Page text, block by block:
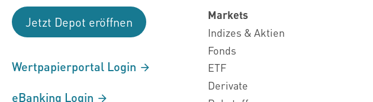
Jetzt Depot eröffnen
Wertpapierportal Login
eBanking Login
Markets
Indizes & Aktien
Fonds
ETF
Derivate